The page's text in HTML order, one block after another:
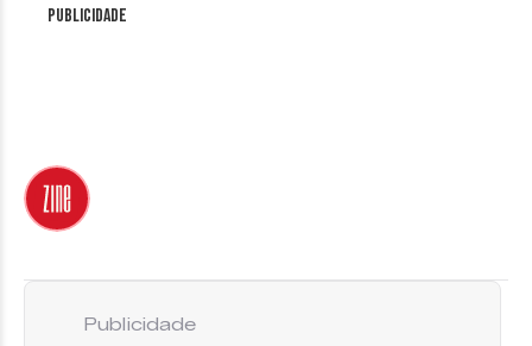
Publicidade
Publicidade